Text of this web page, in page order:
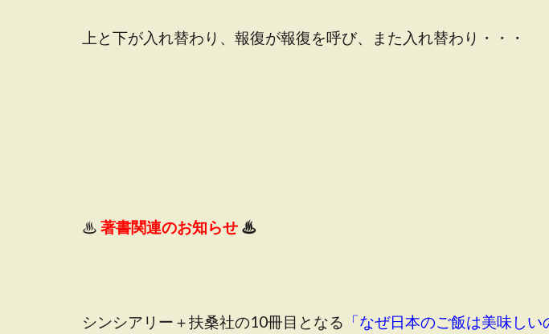
上と下が入れ替わり、報復が報復を呼び、また入れ替わり・・・
♨ 著書関連のお知らせ ♨
シンシアリー＋扶桑社の10冊目となる 「なぜ日本のご飯は美味しい